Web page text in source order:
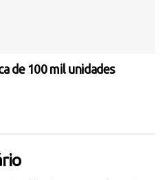
de 100 mil unidades